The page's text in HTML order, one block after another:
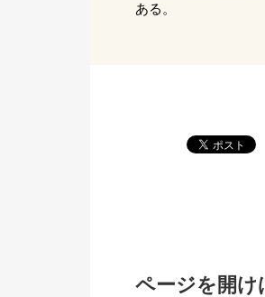
ある。
ページを開け